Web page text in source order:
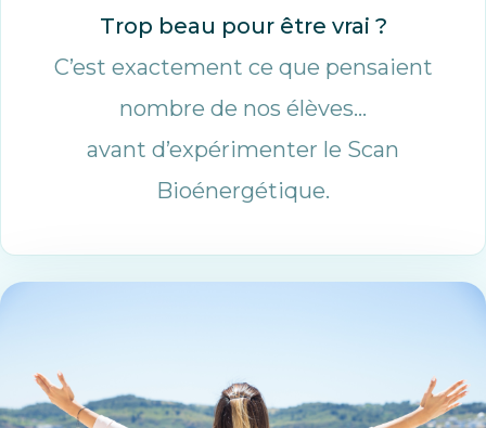
Trop beau pour être vrai ?
C’est exactement ce que pensaient
nombre de nos élèves…
avant d’expérimenter le Scan
Bioénergétique.